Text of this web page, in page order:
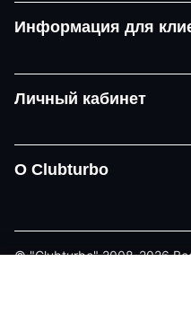
Информация для
Личный кабинет
О Clubturbo
© "Clubturbo" 2008-2026